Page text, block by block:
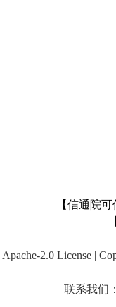
【信通院
Apache-2.0 License |
联系我们：